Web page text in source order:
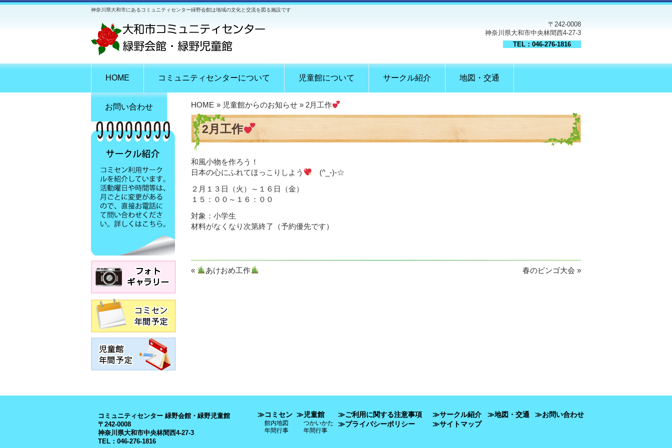
神奈川県大和市にあるコミュニティセンター緑野会館は地域の文化と交流を図る施設です
〒242-0008
神奈川県大和市中央林間西4-27-3
TEL：046-276-1816
HOME コミュニティセンターについて 児童館について サークル紹介 地図・交通
お問い合わせ HOME » 児童館からのお知らせ » 2月工作
2月工作
和風小物を作ろう！
日本の心にふれてほっこりしよう
(^_-)-☆
２月１３日（火）～１６日（金）
１５：００～１６：００
対象：小学生
材料がなくなり次第終了（予約優先です）
« あけおめ工作 春のビンゴ大会 »
コミュニティセンター 緑野会館・緑野児童館
〒242-0008
神奈川県大和市中央林間西4-27-3
TEL：046-276-1816
≫コミセン
館内地図
年間行事
≫児童館
つかいかた
年間行事
≫ご利用に関する注意事項
≫プライバシーポリシー
≫サークル紹介
≫サイトマップ
≫地図・交通 ≫お問い合わせ